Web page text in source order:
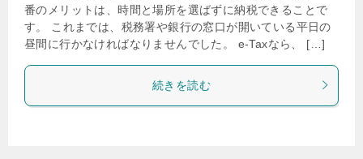
番のメリットは、時間と場所を選ばずに納税できることで
す。 これまでは、税務署や銀行の窓口が開いている平日の
昼間に行かなければなりませんでした。 e-Taxなら、 […]
続きを読む